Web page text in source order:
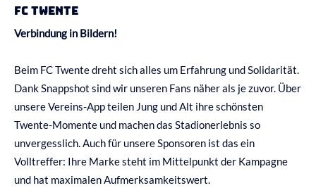
FC Twente
Verbindung in Bildern!
Beim FC Twente dreht sich alles um Erfahrung und Solidarität.
Dank Snappshot sind wir unseren Fans näher als je zuvor. Über
unsere Vereins-App teilen Jung und Alt ihre schönsten
Twente-Momente und machen das Stadionerlebnis so
unvergesslich.Auch für unsere Sponsoren ist das ein
Volltreffer: Ihre Marke steht im Mittelpunkt der Kampagne
und hat maximalen Aufmerksamkeitswert.